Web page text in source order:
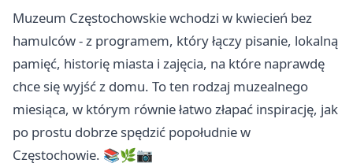
Muzeum Częstochowskie wchodzi w kwiecień bez
hamulców - z programem, który łączy pisanie, lokalną
pamięć, historię miasta i zajęcia, na które naprawdę
chce się wyjść z domu. To ten rodzaj muzealnego
miesiąca, w którym równie łatwo złapać inspirację, jak
po prostu dobrze spędzić popołudnie w
Częstochowie. 📚🌿📷